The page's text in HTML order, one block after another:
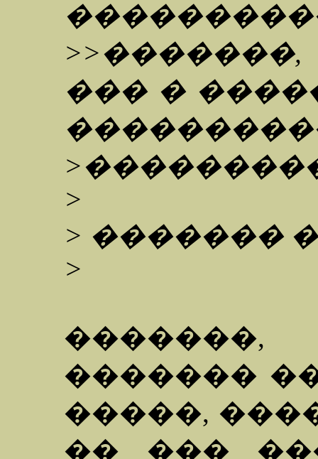
��� �
>
> �������
>
�������
�����,
�� ���